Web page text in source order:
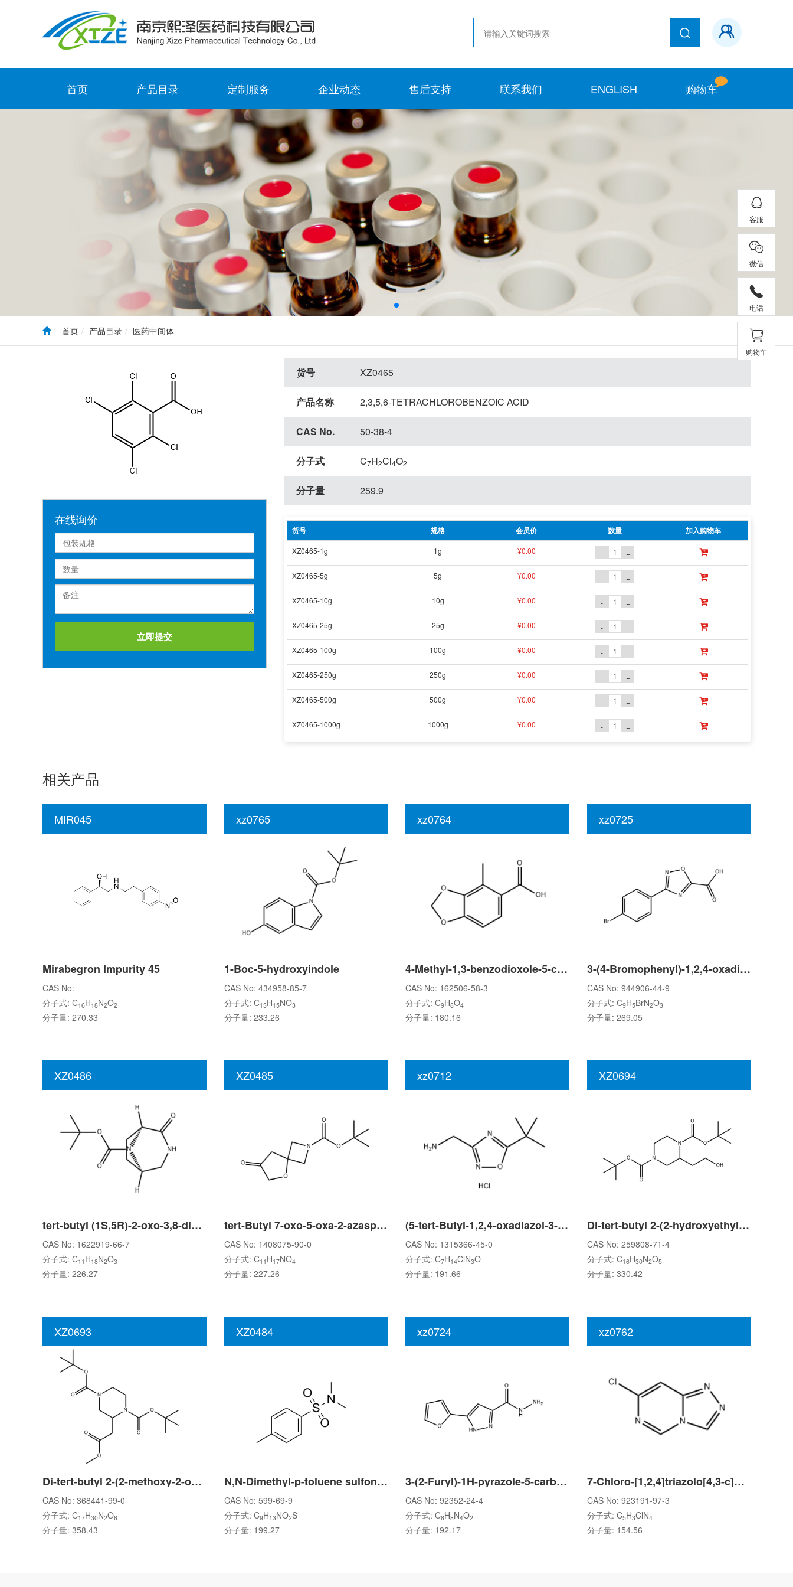
首页 产品目录 定制服务 企业动态 售后支持 联系我们 ENGLISH 购物车
首页 产品目录 医药中间体
在线询价
立即提交
货号 XZ0465
产品名称 2,3,5,6-TETRACHLOROBENZOIC ACID
CAS No. 50-38-4
分子式 C7H2Cl4O2
分子量 259.9
货号 规格 会员价 数量 加入购物车
XZ0465-1g 1g ¥0.00 - +
XZ0465-5g 5g ¥0.00 - +
XZ0465-10g 10g ¥0.00 - +
XZ0465-25g 25g ¥0.00 - +
XZ0465-100g 100g ¥0.00 - +
XZ0465-250g 250g ¥0.00 - +
XZ0465-500g 500g ¥0.00 - +
XZ0465-1000g 1000g ¥0.00 - +
相关产品
MIR045
Mirabegron Impurity 45
CAS No:
分子式: C16H18N2O2
分子量: 270.33
xz0765
1-Boc-5-hydroxyindole
CAS No: 434958-85-7
分子式: C13H15NO3
分子量: 233.26
xz0764
4-Methyl-1,3-benzodioxole-5-carboxylic acid
CAS No: 162506-58-3
分子式: C9H8O4
分子量: 180.16
xz0725
3-(4-Bromophenyl)-1,2,4-oxadiazole-5-carboxylic acid
CAS No: 944906-44-9
分子式: C9H5BrN2O3
分子量: 269.05
XZ0486
tert-butyl (1S,5R)-2-oxo-3,8-diazabicyclo[3.2.1]octane-8-carboxylate
CAS No: 1622919-66-7
分子式: C11 H18N2O3
分子量: 226.27
XZ0485
tert-Butyl 7-oxo-5-oxa-2-azaspiro[3.4]octane-2-carboxylate
CAS No: 1408075-90-0
分子式: C11 H17NO4
分子量: 227.26
xz0712
(5-tert-Butyl-1,2,4-oxadiazol-3-yl)methanamine hydrochloride
CAS No: 1315366-45-0
分子式: C7H14ClN3O
分子量: 191.66
XZ0694
Di-tert-butyl 2-(2-hydroxyethyl)piperazine-1,4-dicarboxylate
CAS No: 259808-71-4
分子式: C16H30N2O5
分子量: 330.42
XZ0693
Di-tert-butyl 2-(2-methoxy-2-oxoethyl)piperazine-1,4-dicarboxylate
CAS No: 368441-99-0
分子式: C17H30N2O6
分子量: 358.43
XZ0484
N,N-Dimethyl-p-toluene sulfonamide
CAS No: 599-69-9
分子式: C9H13NO2S
分子量: 199.27
xz0724
3-(2-Furyl)-1H-pyrazole-5-carbohydrazide
CAS No: 92352-24-4
分子式: C8H8N4O2
分子量: 192.17
xz0762
7-Chloro-[1,2,4]triazolo[4,3-c]pyrimidine
CAS No: 923191-97-3
分子式: C5H3ClN4
分子量: 154.56
客服
微信
电话
购物车